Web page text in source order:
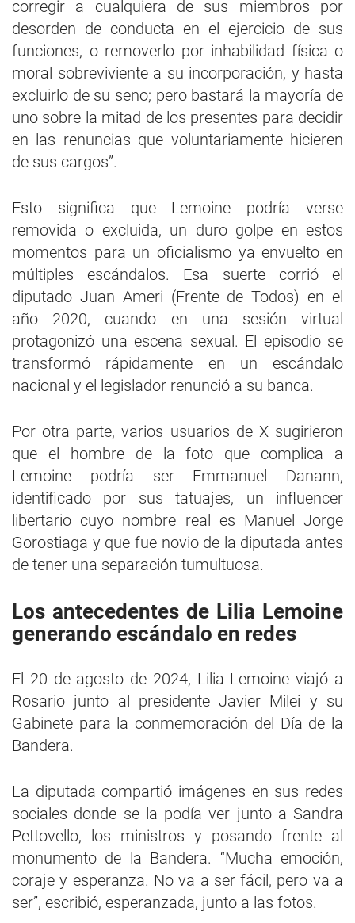
corregir a cualquiera de sus miembros por
desorden de conducta en el ejercicio de sus
funciones, o removerlo por inhabilidad física o
moral sobreviviente a su incorporación, y hasta
excluirlo de su seno; pero bastará la mayoría de
uno sobre la mitad de los presentes para decidir
en las renuncias que voluntariamente hicieren
de sus cargos”.
Esto significa que Lemoine podría verse
removida o excluida, un duro golpe en estos
momentos para un oficialismo ya envuelto en
múltiples escándalos. Esa suerte corrió el
diputado Juan Ameri (Frente de Todos) en el
año 2020, cuando en una sesión virtual
protagonizó una escena sexual. El episodio se
transformó rápidamente en un escándalo
nacional y el legislador renunció a su banca.
Por otra parte, varios usuarios de X sugirieron
que el hombre de la foto que complica a
Lemoine podría ser Emmanuel Danann,
identificado por sus tatuajes, un influencer
libertario cuyo nombre real es Manuel Jorge
Gorostiaga y que fue novio de la diputada antes
de tener una separación tumultuosa.
Los antecedentes de Lilia Lemoine
generando escándalo en redes
El 20 de agosto de 2024, Lilia Lemoine viajó a
Rosario junto al presidente Javier Milei y su
Gabinete para la conmemoración del Día de la
Bandera.
La diputada compartió imágenes en sus redes
sociales donde se la podía ver junto a Sandra
Pettovello, los ministros y posando frente al
monumento de la Bandera. “Mucha emoción,
coraje y esperanza. No va a ser fácil, pero va a
ser”, escribió, esperanzada, junto a las fotos.